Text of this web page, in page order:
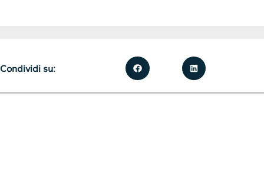
Condividi su: